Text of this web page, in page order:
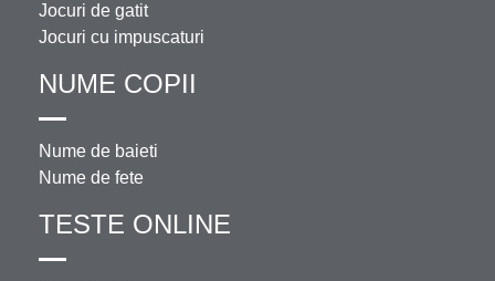
Jocuri de gatit
Jocuri cu impuscaturi
NUME COPII
Nume de baieti
Nume de fete
TESTE ONLINE